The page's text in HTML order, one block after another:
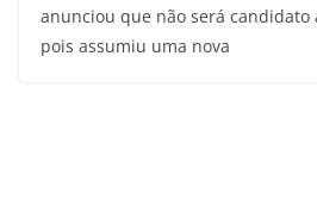
anunciou que não será
pois assumiu uma nova